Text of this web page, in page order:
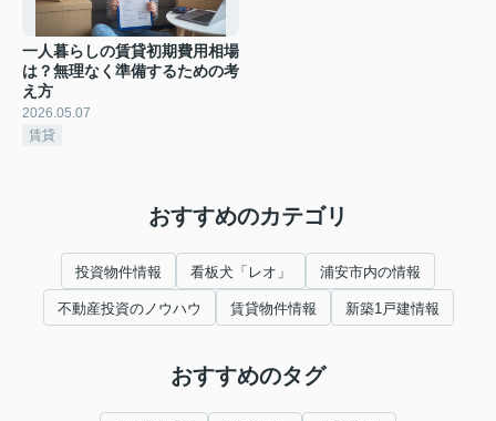
一人暮らしの賃貸初期費用相場
は？無理なく準備するための考
え方
2026.05.07
賃貸
おすすめのカテゴリ
投資物件情報 看板犬「レオ」 浦安市内の情報
不動産投資のノウハウ 賃貸物件情報 新築1戸建情報
おすすめのタグ